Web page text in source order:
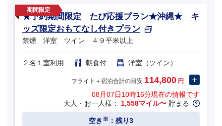
★予約期間限定 たび応援プラン★沖縄★ キ
ッズ限定おもてなし付きプラン
禁煙 洋室 ツイン ４９平米以上
２名１室利用 朝食付 洋室（ツイン）
フライト＋宿泊合計の目安 114,800 円
08月07日10時16分現在の情報です
大人・お一人様： 1,558マイル〜 貯まる
空き ※ ：残り3